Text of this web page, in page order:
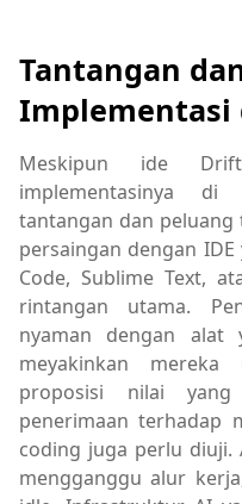
Tantangan
Implementasi
Meskipun ide
implementasinya
tantangan dan peluang
persaingan dengan
Code, Sublime Text,
rintangan utama.
nyaman dengan alat
meyakinkan
proposisi nilai
penerimaan terhadap
coding juga perlu diuji.
mengganggu alur